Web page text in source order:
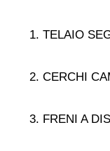
TELAIO
CERCHI
FRENI A